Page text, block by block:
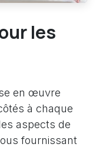
les
en œuvre
à chaque
aspects de
fournissant